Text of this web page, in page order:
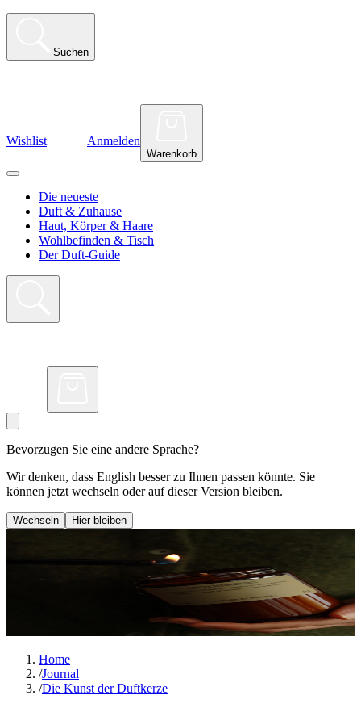
Suchen
Wishlist Anmelden
Warenkorb
Die neueste
Duft & Zuhause
Haut, Körper & Haare
Wohlbefinden & Tisch
Der Duft-Guide
Bevorzugen Sie eine andere Sprache?
Wir denken, dass English besser zu Ihnen passen könnte. Sie
können jetzt wechseln oder auf dieser Version bleiben.
Wechseln Hier bleiben
Home
/Journal
/Die Kunst der Duftkerze